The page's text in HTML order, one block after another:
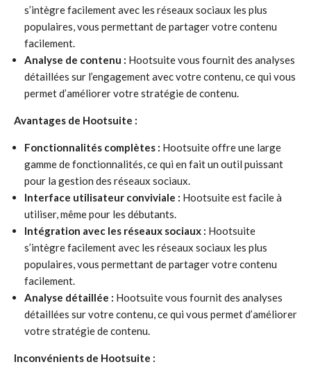
s’intègre facilement avec les réseaux sociaux les plus
populaires, vous permettant de partager votre contenu
facilement.
Analyse de contenu : Hootsuite vous fournit des analyses
détaillées sur l’engagement avec votre contenu, ce qui vous
permet d’améliorer votre stratégie de contenu.
Avantages de Hootsuite :
Fonctionnalités complètes : Hootsuite offre une large
gamme de fonctionnalités, ce qui en fait un outil puissant
pour la gestion des réseaux sociaux.
Interface utilisateur conviviale : Hootsuite est facile à
utiliser, même pour les débutants.
Intégration avec les réseaux sociaux : Hootsuite
s’intègre facilement avec les réseaux sociaux les plus
populaires, vous permettant de partager votre contenu
facilement.
Analyse détaillée : Hootsuite vous fournit des analyses
détaillées sur votre contenu, ce qui vous permet d’améliorer
votre stratégie de contenu.
Inconvénients de Hootsuite :